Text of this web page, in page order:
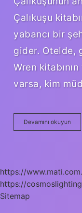
Çalıkuşu
yabancı bir
gider. Otelde,
Wren
varsa, kim
Devamını okuyun
Olayı
https://
https://
Sitemap